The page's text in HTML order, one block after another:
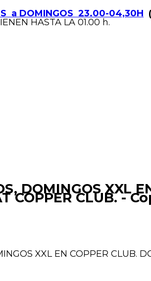
a DOMINGOS 23.00-04,30H
HASTA LA 01.00 h.
DOMINGOS XXL
COPPER CLUB. -
XXL EN COPPER CLUB.